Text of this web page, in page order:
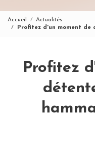
Accueil
Actualités
Profitez d'un moment de
Profitez